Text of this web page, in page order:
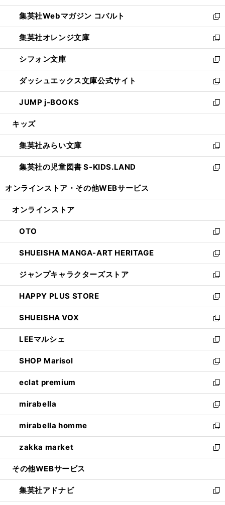
開
く
ウ
で
開
く
ン
ド
ウ
で
開
く
ウ
ィ
ン
ド
ウ
で
開
く
集英社Webマガジン コバルト
新
し
い
ウ
ィ
ン
ド
ウ
で
開
集英社オレンジ文庫
新
し
い
ウ
ィ
ン
ド
ウ
開
く
シフォン文庫
新
し
い
ウ
ィ
ン
ウ
で
開
く
ダッシュエックス文庫公式サイト
新
し
い
ウ
ン
ド
ウ
で
JUMP j-BOOKS
新
し
ウ
ィ
ン
ド
開
キッズ
集英社みらい文庫
新
し
い
ン
ウ
で
開
く
集英社の児童図書 S-KIDS.LAND
新
ウ
ン
ド
ウ
で
開
く
オンラインストア・ その他WEBサービス
オンラインストア
OTO
新
し
い
ウ
ィ
ン
ド
ウ
で
開
く
SHUEISHA MANGA-ART HERITAGE
新
し
い
ウ
ィ
ン
ド
ウ
で
開
く
ジャンプキャラクターズストア
新
し
い
ウ
ィ
ン
ド
ウ
で
開
く
HAPPY PLUS STORE
新
し
い
ウ
ィ
ン
ド
ウ
で
開
く
SHUEISHA VOX
新
し
い
ウ
ィ
ン
ド
ウ
で
開
く
LEEマルシェ
新
し
い
ウ
ィ
ン
ド
ウ
で
開
く
SHOP Marisol
新
し
い
ウ
ィ
ン
ド
ウ
で
開
eclat premium
新
し
い
ウ
ィ
ン
ド
ウ
開
く
mirabella
新
し
い
ウ
ィ
ン
ウ
で
開
mirabella homme
新
し
い
ウ
ン
ド
ウ
zakka market
新
し
ウ
ィ
ン
その他WEBサービス
集英社アドナビ
新
し